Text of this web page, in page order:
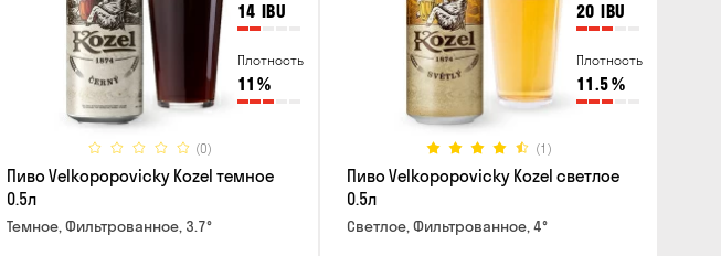
14 IBU
Плотность
11 %
(0)
Пиво Velkopopovicky Kozel темное
0.5л
Темное, Фильтрованное, 3.7°
20 IBU
Плотность
11.5%
(1)
Пиво Velkopopovicky Kozel светлое
0.5л
Светлое, Фильтрованное, 4°